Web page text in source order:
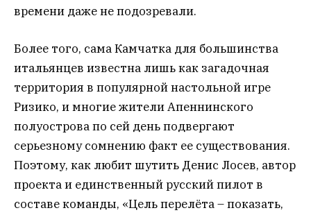
времени даже не подозревали.
Более того, сама Камчатка для большинства
итальянцев известна лишь как загадочная
территория в популярной настольной игре
Ризико, и многие жители Апеннинского
полуострова по сей день подвергают
серьезному сомнению факт ее существования.
Поэтому, как любит шутить Денис Лосев, автор
проекта и единственный русский пилот в
составе команды, «Цель перелёта – показать,